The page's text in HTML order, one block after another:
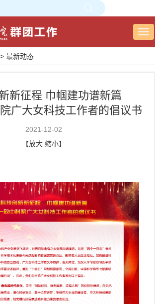
最新动态
新征程 巾帼建功谱新篇
广大女科技工作者的倡议书
2021-12-02
【放大 缩小】